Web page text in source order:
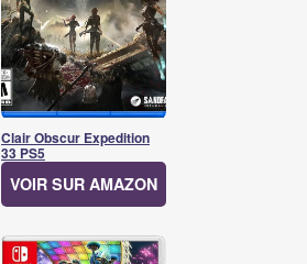
Clair Obscur Expedition
33 PS5
VOIR SUR AMAZON